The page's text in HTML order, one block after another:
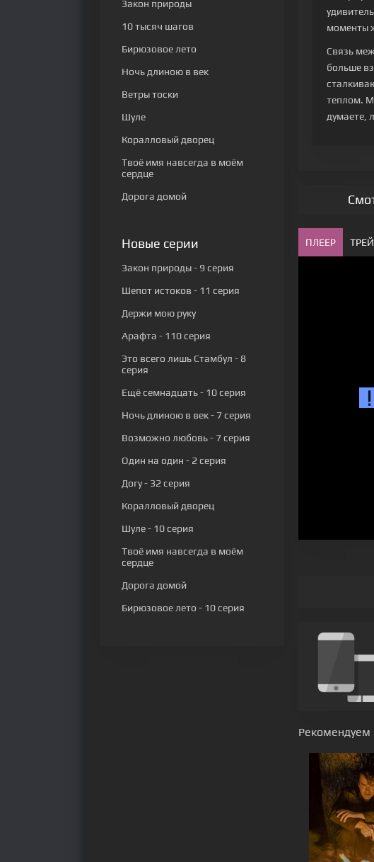
моменты
Связь
больше
теплом.
думаете,
ПЛЕЕР
Рекомендуем
Закон природы
10 тысяч шагов
Бирюзовое лето
Ночь длиною в век
Ветры тоски
Шуле
Коралловый дворец
Твоё имя навсегда в моём
сердце
Дорога домой
Новые серии
Закон природы- 9 серия
Шепот истоков - 11 серия
Держи мою руку
Арафта - 110 серия
Это всего лишь Стамбул - 8
серия
Ещё семнадцать- 10 серия
Ночь длиною в век- 7 серия
Возможно любовь- 7 серия
Один на один - 2 серия
Догу- 32 серия
Коралловый дворец
Шуле- 10 серия
Твоё имя навсегда в моём
сердце
Дорога домой
Бирюзовое лето - 10 серия